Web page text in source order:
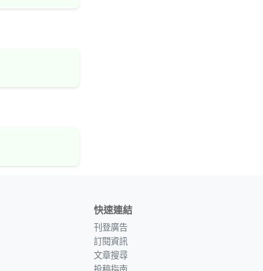
快速連結
刊登廣告
訂閱資訊
文章搜尋